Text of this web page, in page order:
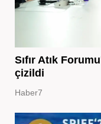
Sıfır Atık
çizildi
Haber7